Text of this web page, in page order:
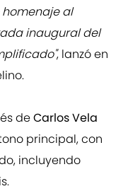
al
inaugural del
, lanzó en
deCarlos Vela
principal, con
incluyendo